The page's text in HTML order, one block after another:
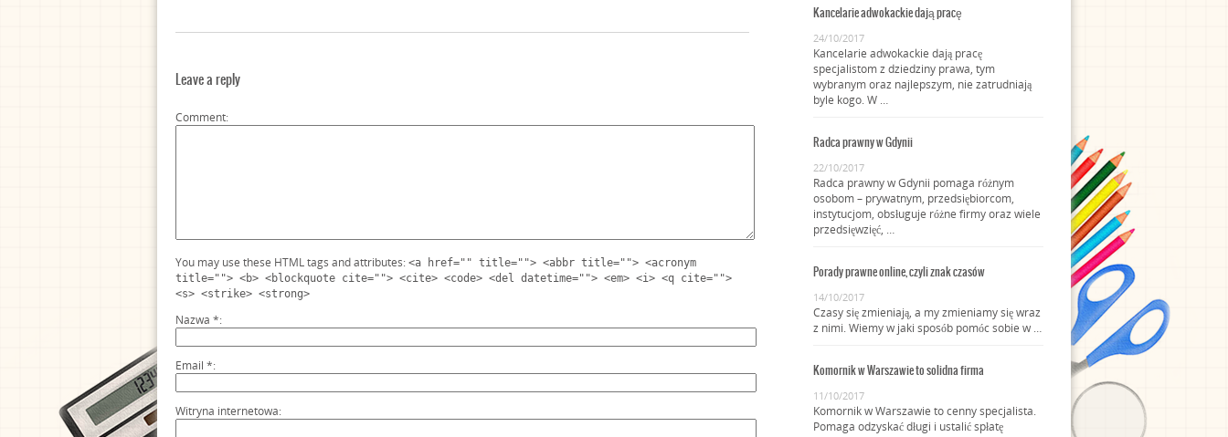
Kancelarie adwokackie dają pracę
24/10/2017
Kancelarie adwokackie dają pracę
specjalistom z dziedziny prawa, tym
wybranym oraz najlepszym, nie zatrudniają
byle kogo. W …
Radca prawny w Gdynii
22/10/2017
Radca prawny w Gdynii pomaga różnym
osobom – prywatnym, przedsiębiorcom,
instytucjom, obsługuje różne firmy oraz wiele
przedsięwzięć, …
Porady prawne online, czyli znak czasów
14/10/2017
Czasy się zmieniają, a my zmieniamy się wraz
z nimi. Wiemy w jaki sposób pomóc sobie w …
Komornik w Warszawie to solidna firma
11/10/2017
Komornik w Warszawie to cenny specjalista.
Pomaga odzyskać długi i ustalić spłatę
Leave a reply
Comment
You may use these HTML tags and attributes: <a href="" title=""> <abbr title=""> <acronym
title=""> <b> <blockquote cite=""> <cite> <code> <del datetime=""> <em> <i> <q cite="">
<s> <strike> <strong>
Nazwa *
Email *
Witryna internetowa